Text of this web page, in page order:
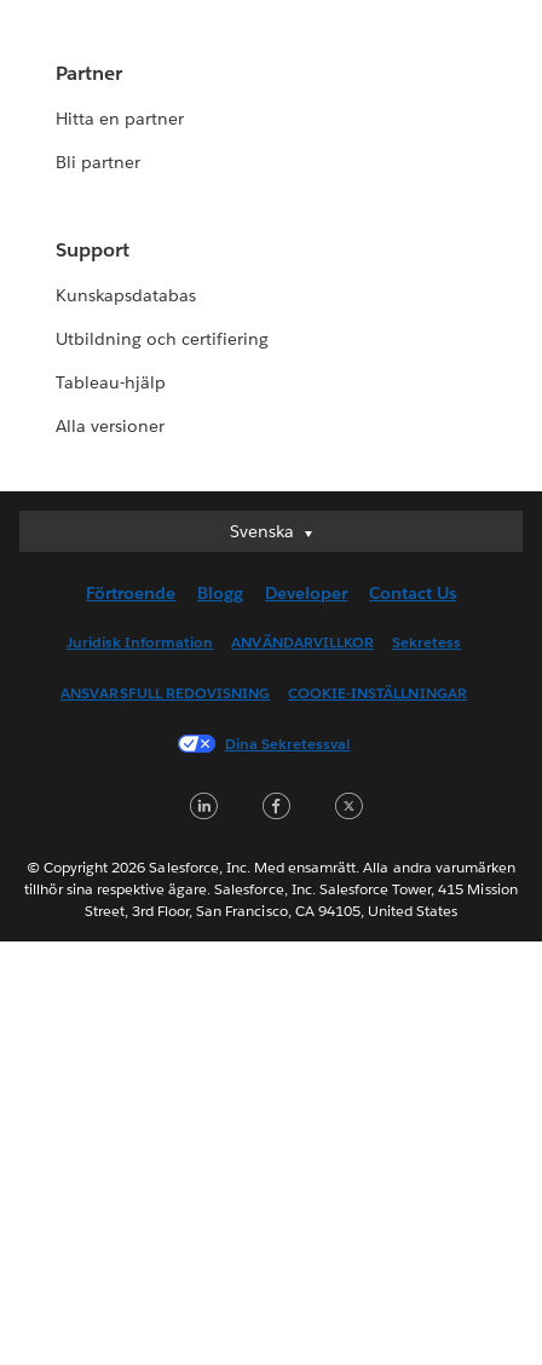
Partner
Hitta en partner
Bli partner
Support
Kunskapsdatabas
Utbildning och certifiering
Tableau-hjälp
Alla versioner
Svenska
Svenska
English (UK)
English (US)
Français (Canada)
Français (France)
日本語
Nederlands
Português
Förtroende Blogg Developer Contact Us
Juridisk Information ANVÄNDARVILLKOR Sekretess
ANSVARSFULL REDOVISNING COOKIE-INSTÄLLNINGAR
Dina Sekretessval
LinkedInFacebook
© Copyright 2026 Salesforce, Inc. Med ensamrätt. Alla andra varumärken
tillhör sina respektive ägare. Salesforce, Inc. Salesforce Tower, 415 Mission
Street, 3rd Floor, San Francisco, CA 94105, United States